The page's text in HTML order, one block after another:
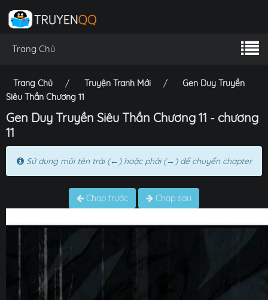
Trang Chủ
Trang Chủ Truyện Tranh Mới
Gen Duy Truyền
Siêu Thần Chương 11
Gen Duy Truyền Siêu Thần Chương 11 - chương
11
Sử dụng mũi tên trái (←) hoặc phải (→) để chuyển chapter
Chap trước Chap sau